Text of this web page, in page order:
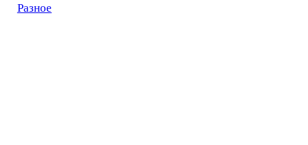
Разное